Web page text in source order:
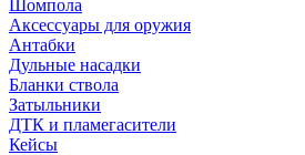
Шомпола
Аксессуары для оружия
Антабки
Дульные насадки
Бланки ствола
Затыльники
ДТК и пламегасители
Кейсы